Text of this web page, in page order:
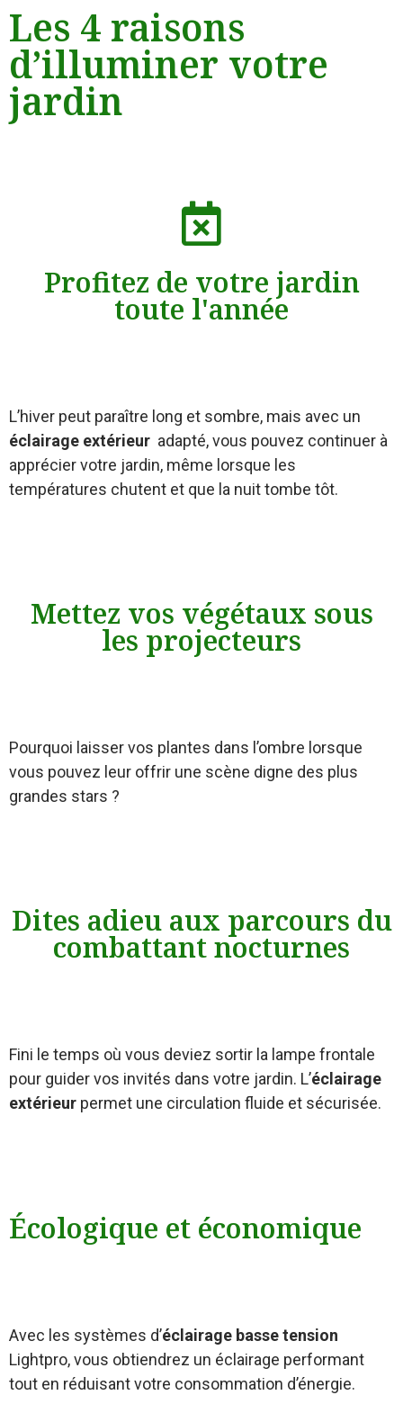
Les 4 raisons
d’illuminer votre
jardin
Profitez de votre jardin
toute l'année
L’hiver peut paraître long et sombre, mais avec un
éclairage extérieur adapté, vous pouvez continuer à
apprécier votre jardin, même lorsque les
températures chutent et que la nuit tombe tôt.
Mettez vos végétaux sous
les projecteurs
Pourquoi laisser vos plantes dans l’ombre lorsque
vous pouvez leur offrir une scène digne des plus
grandes stars ?
Dites adieu aux parcours du
combattant nocturnes
Fini le temps où vous deviez sortir la lampe frontale
pour guider vos invités dans votre jardin. L’éclairage
extérieur permet une circulation fluide et sécurisée.
Écologique et économique
Avec les systèmes d’éclairage basse tension
Lightpro, vous obtiendrez un éclairage performant
tout en réduisant votre consommation d’énergie.